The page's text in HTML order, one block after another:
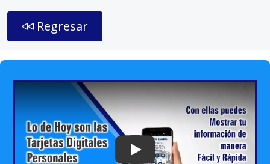
Regresar
Play: Keynote (Google I/O '18)